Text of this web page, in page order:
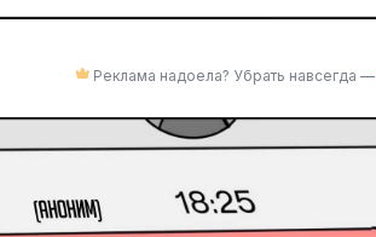
Реклама надоела? Убрать навсегда —